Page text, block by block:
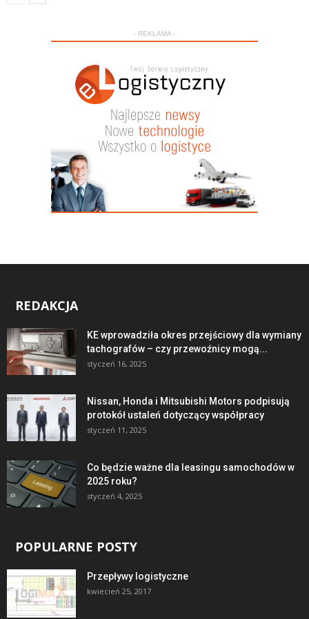
- REKLAMA -
REDAKCJA
KE wprowadziła okres przejściowy dla wymiany
tachografów – czy przewoźnicy mogą...
styczeń 16, 2025
Nissan, Honda i Mitsubishi Motors podpisują
protokół ustaleń dotyczący współpracy
styczeń 11, 2025
Co będzie ważne dla leasingu samochodów w
2025 roku?
styczeń 4, 2025
POPULARNE POSTY
Przepływy logistyczne
kwiecień 25, 2017